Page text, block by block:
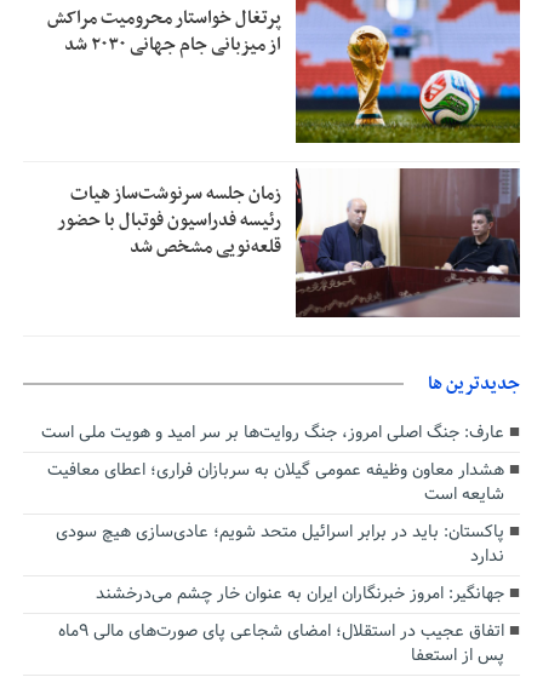
پرتغال خواستار محرومیت مراکش
از میزبانی جام جهانی ۲۰۳۰ شد
زمان جلسه سرنوشت‌ساز هیات
رئیسه فدراسیون فوتبال با حضور
قلعه‌نویی مشخص شد
جديدترين ها
عارف: جنگ اصلی امروز، جنگ روایت‌ها بر سر امید و هویت ملی است
هشدار معاون وظیفه عمومی گیلان به سربازان فراری؛ اعطای معافیت
شایعه است
پاکستان: باید در برابر اسرائیل متحد شویم؛ عادی‌سازی هیچ سودی
ندارد
جهانگیر: امروز خبرنگاران ایران به عنوان خار چشم می‌درخشند
اتفاق عجیب در استقلال؛ امضای شجاعی پای صورت‌های مالی ٩ماه
پس از استعفا